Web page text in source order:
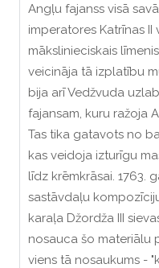
Angļu fajanss visā
imperatores Katrīnas II
mākslinieciskais
veicināja tā izplatību
bija arī Vedžvuda
fajansam, kuru ražoja
Tas tika gatavots no
kas veidoja izturīgu
līdz krēmkrāsai. 1763.
sastāvdaļu
karaļa Džordža III
nosauca šo materiālu
viens tā nosaukums -